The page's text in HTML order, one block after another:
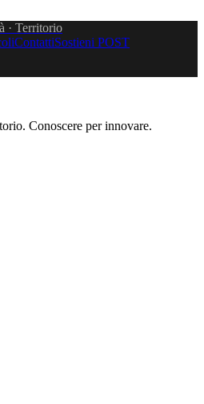
· Territorio
ContattiSostieni POST
Conoscere per innovare.